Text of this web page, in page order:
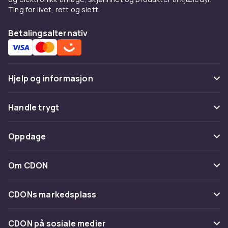
Ting for livet, rett og slett.
Betalingsalternativ
Hjelp og informasjon
Vanlige spørsmål
Spor pakke
Angre & returner her
Kontakt oss
Handle trygt
Betaling
Levering
Tilbakekallinger
Oppdage
Kategorier
Varemerker
Om CDON
Om oss
Kundeanmeldelser
CDONs markedsplass
Merchant Help Center
CDON på sosiale medier